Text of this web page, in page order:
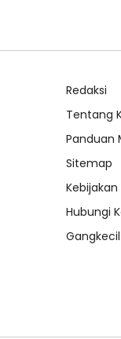
Redaksi
Tentang
Panduan
Sitemap
Kebijakan
Hubungi
Gangkecil